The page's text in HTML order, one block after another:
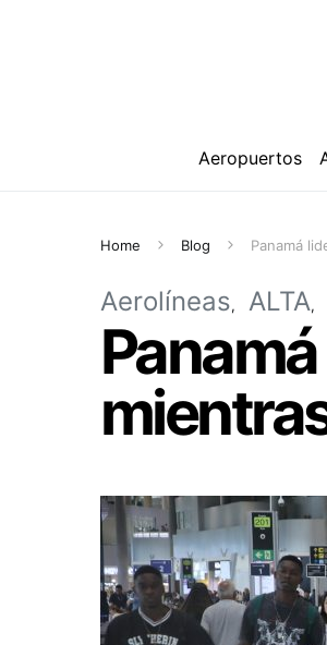
Aeropuertos
Home Blog Panamá
Aerolíneas ALTA